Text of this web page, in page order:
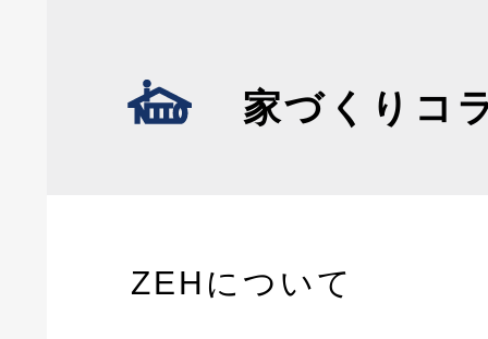
家づくりコ
ZEHについて